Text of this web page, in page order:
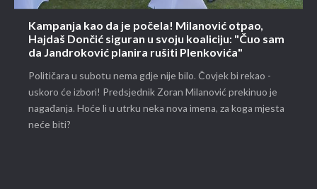
Kampanja kao da je počela! Milanović otpao,
Hajdaš Dončić siguran u svoju koaliciju: "Čuo sam
da Jandroković planira rušiti Plenkovića"
Političara u subotu nema gdje nije bilo. Čovjek bi rekao -
uskoro će izbori! Predsjednik Zoran Milanović prekinuo je
nagađanja. Hoće li u utrku neka nova imena, za koga mjesta
neće biti?